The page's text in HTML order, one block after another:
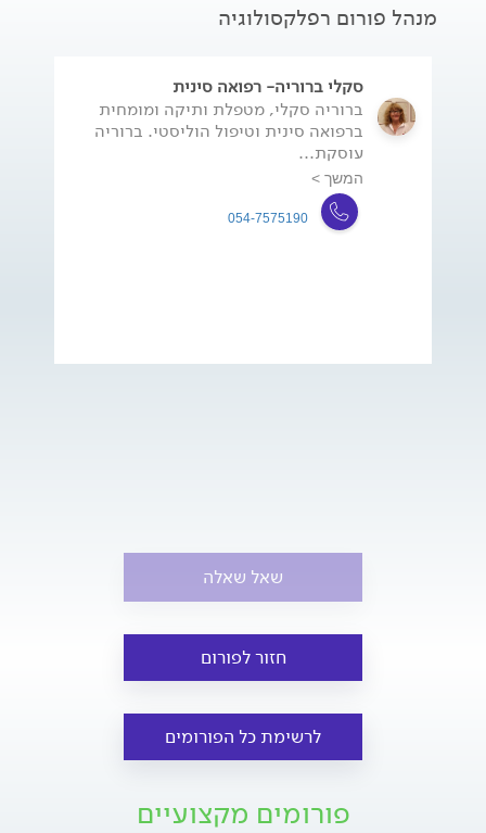
מנהל פורום רפלקסולוגיה
סקלי ברוריה- רפואה סינית
ברוריה סקלי, מטפלת ותיקה ומומחית
ברפואה סינית וטיפול הוליסטי. ברוריה
עוסקת...
המשך >
054-7575190
שאל שאלה
חזור לפורום
לרשימת כל הפורומים
פורומים מקצועיים